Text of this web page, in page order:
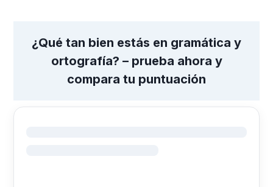
¿Qué tan bien estás en gramática y
ortografía? – prueba ahora y
compara tu puntuación